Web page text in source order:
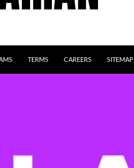
TERMS CAREERS SITEMAP